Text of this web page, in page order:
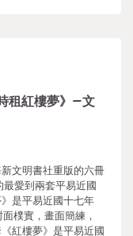
租紅樓夢》–文
文明書社重版的六冊
愛到兩套平易近國
是平易近國十七年
樸實，畫面簡練，
紅樓夢》是平易近國